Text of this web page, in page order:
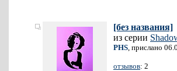
[без названия]
из серии
PHS, прислано
отзывов: 2